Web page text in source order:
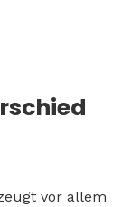
vor allem